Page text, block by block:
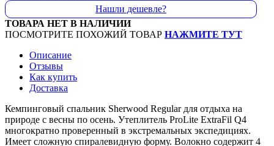
Нашли дешевле?
ТОВАРА НЕТ В НАЛИЧИИ
ПОСМОТРИТЕ ПОХОЖИЙ ТОВАР НАЖМИТЕ ТУТ
Описание
Отзывы
Как купить
Доставка
Кемпинговый спальник Sherwood Regular для отдыха на
природе с весны по осень. Утеплитель ProLite ExtraFil Q4
многократно проверенный в экстремальных экспедициях.
Имеет сложную спиралевидную форму. Волокно содержит 4